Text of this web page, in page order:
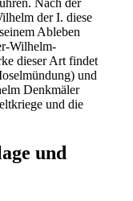
Nach der
der I. diese
Ableben
Wilhelm-
dieser Art findet
und
Denkmäler
und die
und